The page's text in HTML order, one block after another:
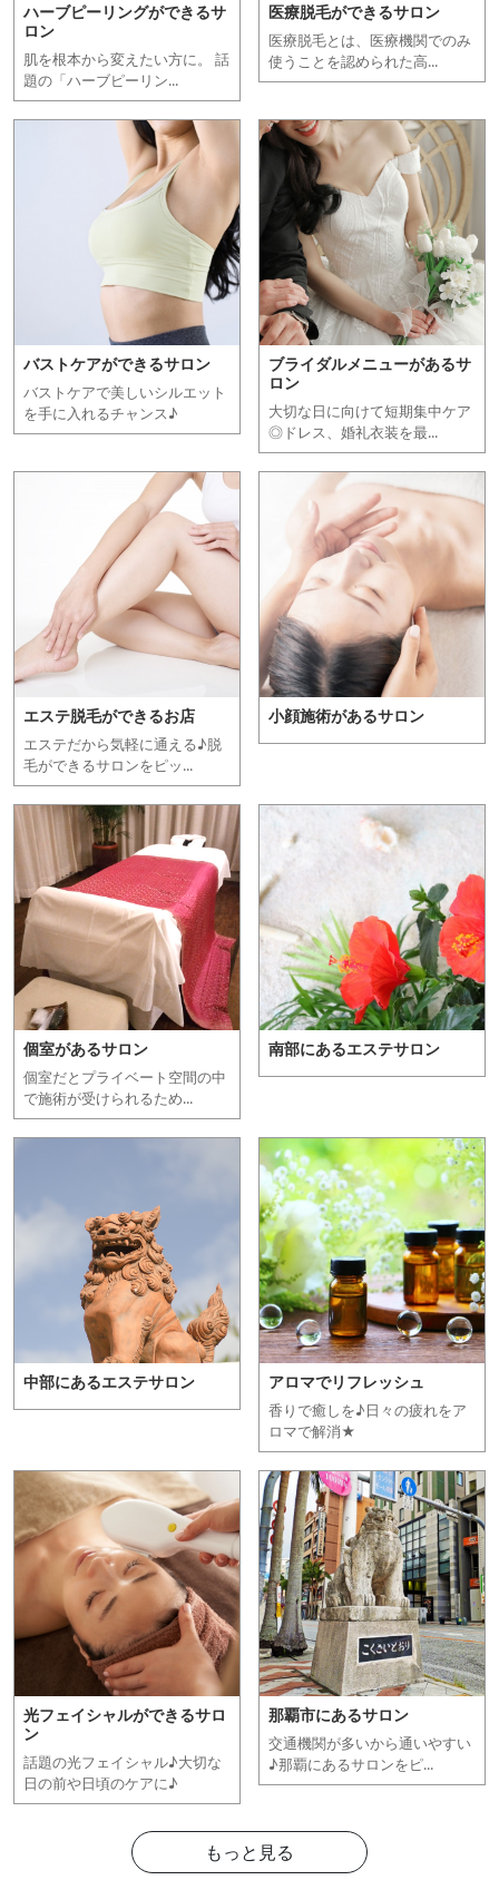
ハーブピーリングができるサ
ロン
肌を根本から変えたい方に。 話
題の「ハーブピーリン...
医療脱毛ができるサロン
医療脱毛とは、医療機関でのみ
使うことを認められた高...
バストケアができるサロン
バストケアで美しいシルエット
を手に入れるチャンス♪
ブライダルメニューがあるサ
ロン
大切な日に向けて短期集中ケア
◎ドレス、婚礼衣装を最...
エステ脱毛ができるお店
エステだから気軽に通える♪脱
毛ができるサロンをピッ...
小顔施術があるサロン
個室があるサロン
個室だとプライベート空間の中
で施術が受けられるため...
南部にあるエステサロン
中部にあるエステサロン アロマでリフレッシュ
香りで癒しを♪日々の疲れをア
ロマで解消★
光フェイシャルができるサロ
ン
話題の光フェイシャル♪大切な
日の前や日頃のケアに♪
那覇市にあるサロン
交通機関が多いから通いやすい
♪那覇にあるサロンをピ...
もっと見る